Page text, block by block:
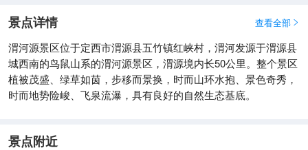
景点详情 查看全部 
渭河源景区位于定西市渭源县五竹镇红峡村，渭河发源于渭源县
城西南的鸟鼠山系的渭河源景区，渭源境内长50公里。整个景区
植被茂盛、绿草如茵，步移而景换，时而山环水抱、景色奇秀，
时而地势险峻、飞泉流瀑，具有良好的自然生态基底。
景点附近